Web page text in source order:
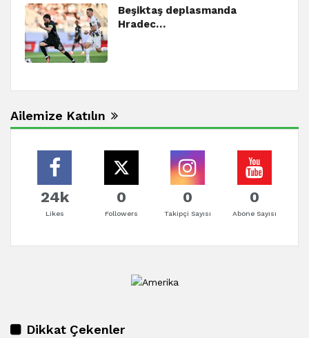
Beşiktaş deplasmanda
Hradec…
Ailemize Katılın
24k
Likes
0
Followers
0
Takipçi Sayısı
0
Abone Sayısı
Dikkat Çekenler